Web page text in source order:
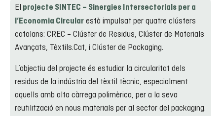
El projecte SINTEC – Sinergies Intersectorials per a
l’Economia Circular està impulsat per quatre clústers
catalans: CREC – Clúster de Residus, Clúster de Materials
Avançats, Tèxtils.Cat, i Clúster de Packaging.
L’objectiu del projecte és estudiar la circularitat dels
residus de la indústria del tèxtil tècnic, especialment
aquells amb alta càrrega polimèrica, per a la seva
reutilització en nous materials per al sector del packaging.